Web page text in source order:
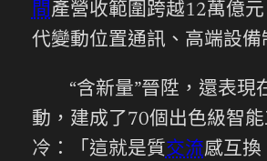
間產營收範圍跨越12萬億
代變動位置通訊、高端設
“含新量”晉陞，還表
動，建成了70個出色級智
冷：「這就是質交流感互換